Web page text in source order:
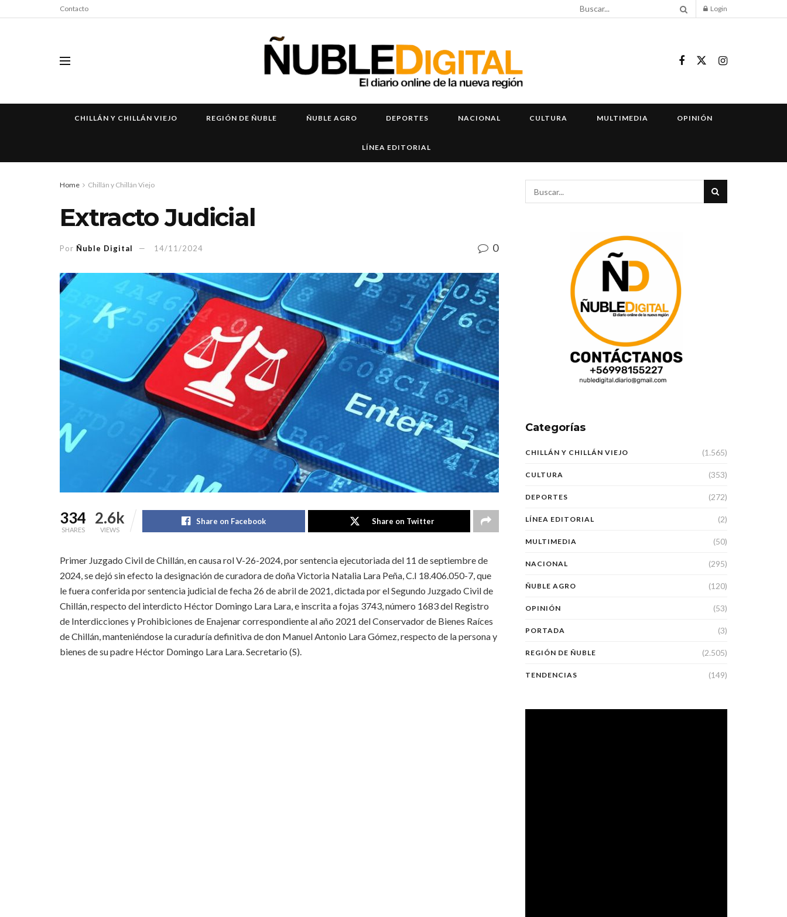
Contacto Login
CHILLÁN Y CHILLÁN VIEJO REGIÓN DE ÑUBLE ÑUBLE AGRO DEPORTES NACIONAL CULTURA MULTIMEDIA OPINIÓN
LÍNEA EDITORIAL
Home Chillán y Chillán Viejo
Extracto Judicial
Por Ñuble Digital 14/11/2024 0
334
SHARES
2.6k
VIEWS
Share on Facebook Share on Twitter
Primer Juzgado Civil de Chillán, en causa rol V-26-2024, por sentencia ejecutoriada del 11 de septiembre de
2024, se dejó sin efecto la designación de curadora de doña Victoria Natalia Lara Peña, C.I 18.406.050-7, que
le fuera conferida por sentencia judicial de fecha 26 de abril de 2021, dictada por el Segundo Juzgado Civil de
Chillán, respecto del interdicto Héctor Domingo Lara Lara, e inscrita a fojas 3743, número 1683 del Registro
de Interdicciones y Prohibiciones de Enajenar correspondiente al año 2021 del Conservador de Bienes Raíces
de Chillán, manteniéndose la curaduría definitiva de don Manuel Antonio Lara Gómez, respecto de la persona y
bienes de su padre Héctor Domingo Lara Lara. Secretario (S).
Categorías
CHILLÁN Y CHILLÁN VIEJO (1.565)
CULTURA (353)
DEPORTES (272)
LÍNEA EDITORIAL (2)
MULTIMEDIA (50)
NACIONAL (295)
ÑUBLE AGRO (120)
OPINIÓN (53)
PORTADA (3)
REGIÓN DE ÑUBLE (2.505)
TENDENCIAS (149)